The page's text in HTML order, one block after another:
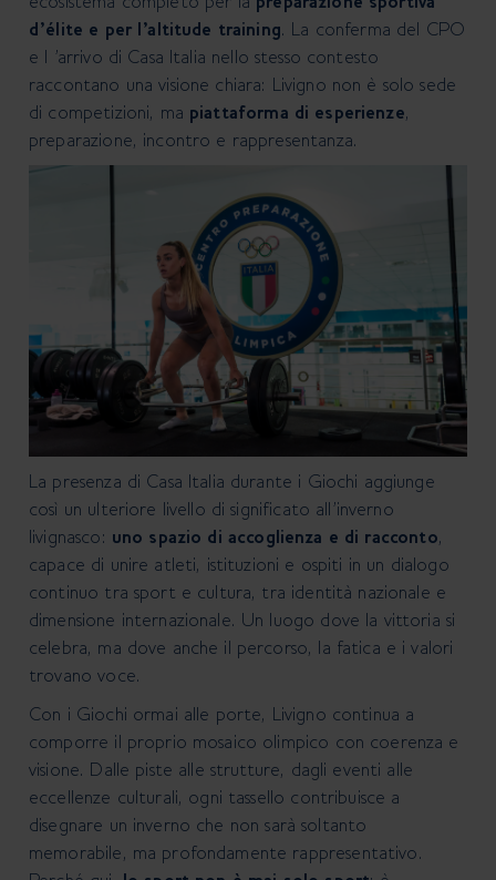
d’élite e per l’altitude training. La conferma del CPO
e l ’arrivo di Casa Italia nello stesso contesto
raccontano una visione chiara: Livigno non è solo sede
di competizioni, ma piattaforma di esperienze,
preparazione, incontro e rappresentanza.
La presenza di Casa Italia durante i Giochi aggiunge
così un ulteriore livello di significato all’inverno
livignasco: uno spazio di accoglienza e di racconto,
capace di unire atleti, istituzioni e ospiti in un dialogo
continuo tra sport e cultura, tra identità nazionale e
dimensione internazionale. Un luogo dove la vittoria si
celebra, ma dove anche il percorso, la fatica e i valori
trovano voce.
Con i Giochi ormai alle porte, Livigno continua a
comporre il proprio mosaico olimpico con coerenza e
visione. Dalle piste alle strutture, dagli eventi alle
eccellenze culturali, ogni tassello contribuisce a
disegnare un inverno che non sarà soltanto
memorabile, ma profondamente rappresentativo.